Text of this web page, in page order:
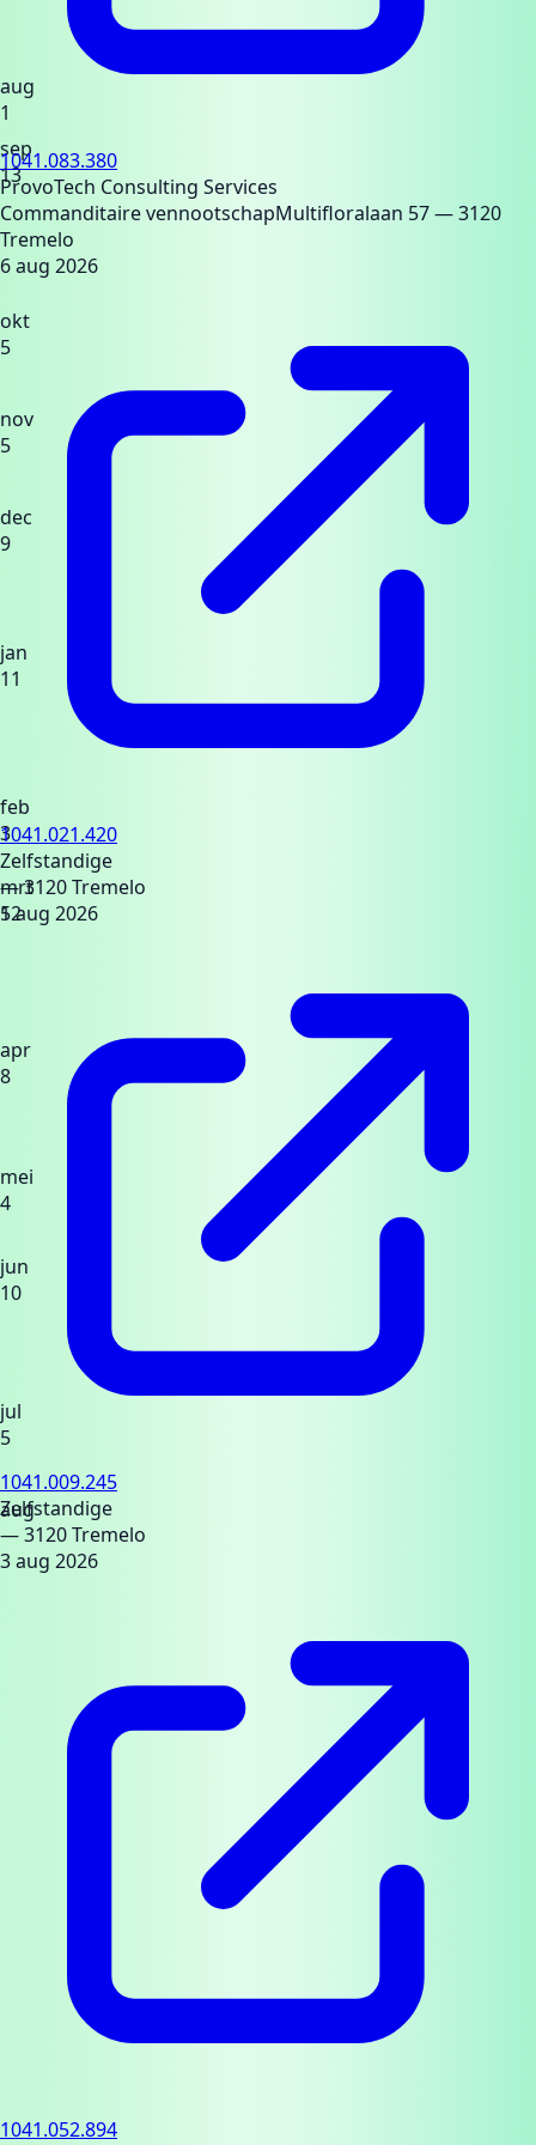
aug
1
sep
13
okt
5
nov
5
dec
9
jan
11
feb
3
mrt
12
apr
8
mei
4
jun
10
jul
5
aug
1041.083.380
ProvoTech Consulting Services
Commanditaire vennootschapMultifloralaan 57— 3120
Tremelo
6 aug 2026
1041.021.420
Zelfstandige
— 3120 Tremelo
5 aug 2026
1041.009.245
Zelfstandige
— 3120 Tremelo
3 aug 2026
1041.052.894